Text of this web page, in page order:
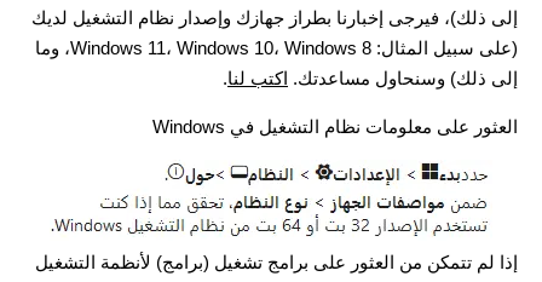
إلى ذلك)، فيرجى إخبارنا بطراز جهازك وإصدار نظام التشغيل لديك
(على سبيل المثال: Windows 11، Windows 10، Windows 8، وما
إلى ذلك) وسنحاول مساعدتك. اكتب لنا.
العثور على معلومات نظام التشغيل في Windows
إذا لم تتمكن من العثور على برامج تشغيل (برامج) لأنظمة التشغيل